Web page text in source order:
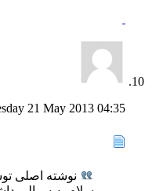
21 May 2013 04:35
نوشته اصلی